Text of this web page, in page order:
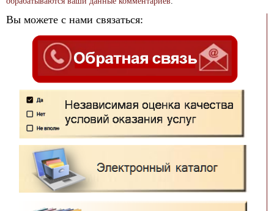
Вы можете с нами связаться: